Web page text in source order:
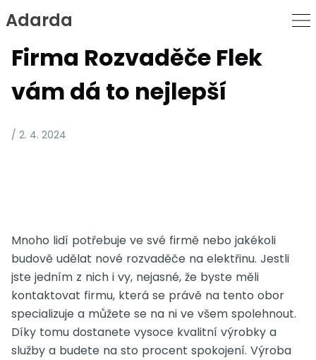
Skip
to
Content
Adarda
Firma Rozvaděče Flek
vám dá to nejlepší
/ 2. 4. 2024
Mnoho lidí potřebuje ve své firmě nebo jakékoli
budově udělat nové rozvaděče na elektřinu. Jestli
jste jedním z nich i vy, nejasné, že byste měli
kontaktovat firmu, která se právě na tento obor
specializuje a můžete se na ni ve všem spolehnout.
Díky tomu dostanete vysoce kvalitní výrobky a
služby a budete na sto procent spokojení. Výroba